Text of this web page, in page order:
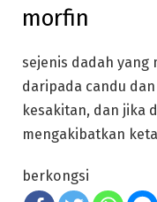
morfin
sejenis dadah yang
daripada candu
kesakitan, dan jika
mengakibatkan
berkongsi